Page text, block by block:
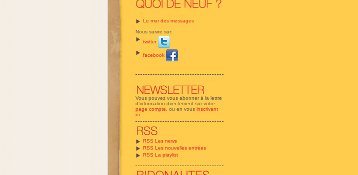
Le mur des messages
Nous suivre sur:
twitter
facebook
Vous pouvez vous abonner à la lettre
d'information directement sur votre
page compte , ou en vous inscrivant
ici
RSS Les news
RSS Les nouvelles entrées
RSS La playlist